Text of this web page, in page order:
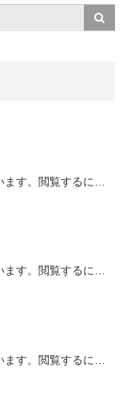
ます。閲覧するに…
ます。閲覧するに…
ます。閲覧するに…